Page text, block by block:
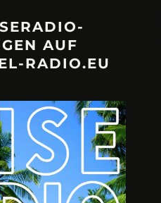
AUF
RADIO.EU